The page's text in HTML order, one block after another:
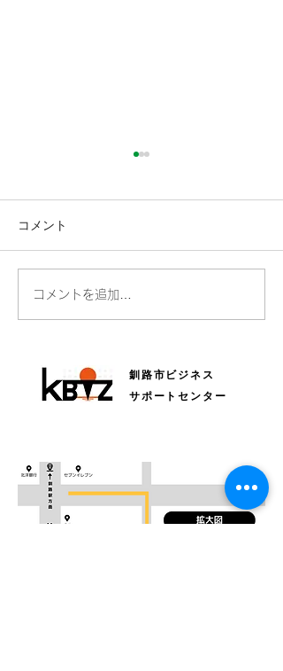
4月1日（土）及び4日
（火）の営業について
コメント
コメントを追加…
釧路市ビジネス
サポートセンター